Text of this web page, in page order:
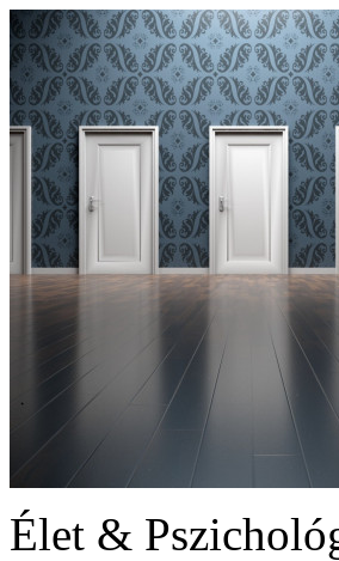
Élet &